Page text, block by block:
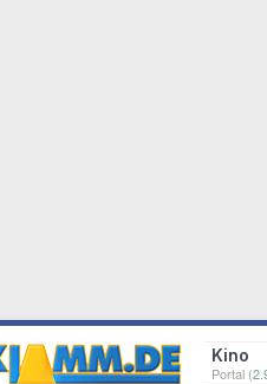
Kino
Portal (